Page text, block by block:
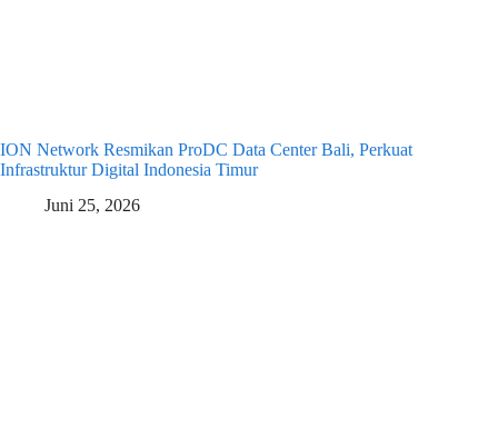
ION Network Resmikan ProDC Data Center Bali, Perkuat
Infrastruktur Digital Indonesia Timur
Juni 25, 2026